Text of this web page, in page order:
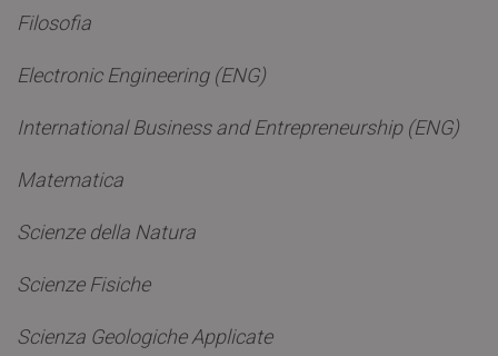
Filosofia
Electronic Engineering (ENG)
International Business and Entrepreneurship (ENG)
Matematica
Scienze della Natura
Scienze Fisiche
Scienza Geologiche Applicate